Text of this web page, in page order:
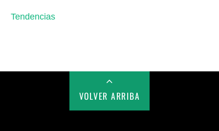
Tendencias
VOLVER ARRIBA